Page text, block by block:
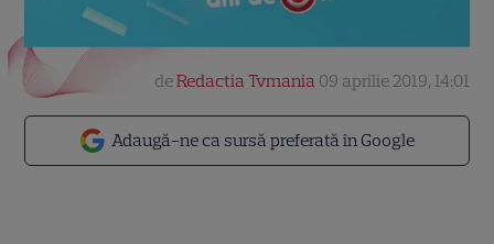
Adaugă-ne ca sursă preferată în Google
deRedactia Tvmania 09 aprilie 2019, 14:01